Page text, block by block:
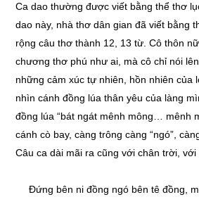
Ca dao thường được viết bằng thể thơ
dao này, nhà thơ dân gian đã viết bằng
rộng câu thơ thành 12, 13 từ. Cô thôn
chương thơ phú như ai, mà cô chỉ nói
những cảm xúc tự nhiên, hồn nhiên của
nhìn cánh đồng lúa thân yêu của làng
đồng lúa “bát ngát mênh mông… mênh
cánh cò bay, càng trông càng “ngó”,
Câu ca dài mãi ra cũng với chân trời, với
Đứng bên ni đồng ngó bên tê đồng,